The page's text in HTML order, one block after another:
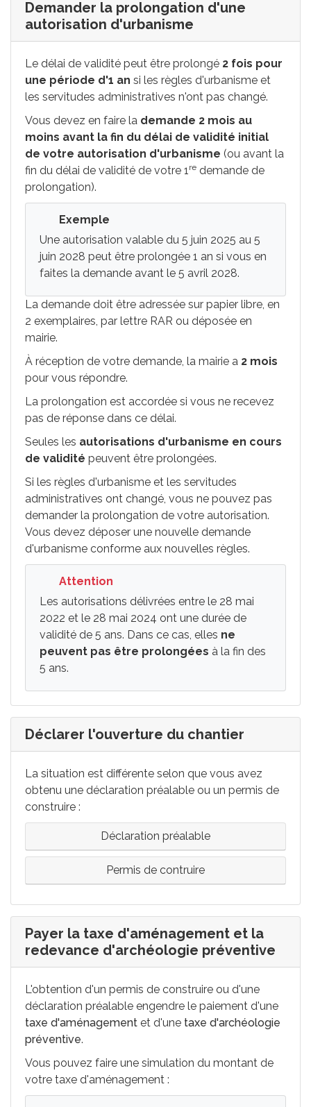
Demander la prolongation d'une
autorisation d'urbanisme
Le délai de validité peut être prolongé 2 fois pour
une période d'1 an si les règles d'urbanisme et
les servitudes administratives n'ont pas changé.
Vous devez en faire la demande 2 mois au
moins avant la fin du délai de validité initial
de votre autorisation d'urbanisme (ou avant la
fin du délai de validité de votre 1re demande de
prolongation).
Exemple
Une autorisation valable du 5 juin 2025 au 5
juin 2028 peut être prolongée 1 an si vous en
faites la demande avant le 5 avril 2028.
La demande doit être adressée sur papier libre, en
2 exemplaires, par lettre RAR ou déposée en
mairie.
À réception de votre demande, la mairie a 2 mois
pour vous répondre.
La prolongation est accordée si vous ne recevez
pas de réponse dans ce délai.
Seules les autorisations d'urbanisme en cours
de validité peuvent être prolongées.
Si les règles d'urbanisme et les servitudes
administratives ont changé, vous ne pouvez pas
demander la prolongation de votre autorisation.
Vous devez déposer une nouvelle demande
d'urbanisme conforme aux nouvelles règles.
Attention
Les autorisations délivrées entre le 28 mai
2022 et le 28 mai 2024 ont une durée de
validité de 5 ans. Dans ce cas, elles ne
peuvent pas être prolongées à la fin des
5 ans.
Déclarer l'ouverture du chantier
La situation est différente selon que vous avez
obtenu une déclaration préalable ou un permis de
construire :
Déclaration préalable
Permis de contruire
Payer la taxe d'aménagement et la
redevance d'archéologie préventive
L'obtention d'un permis de construire ou d'une
déclaration préalable engendre le paiement d'une
taxe d'aménagement et d'une taxe d'archéologie
préventive.
Vous pouvez faire une simulation du montant de
votre taxe d'aménagement :